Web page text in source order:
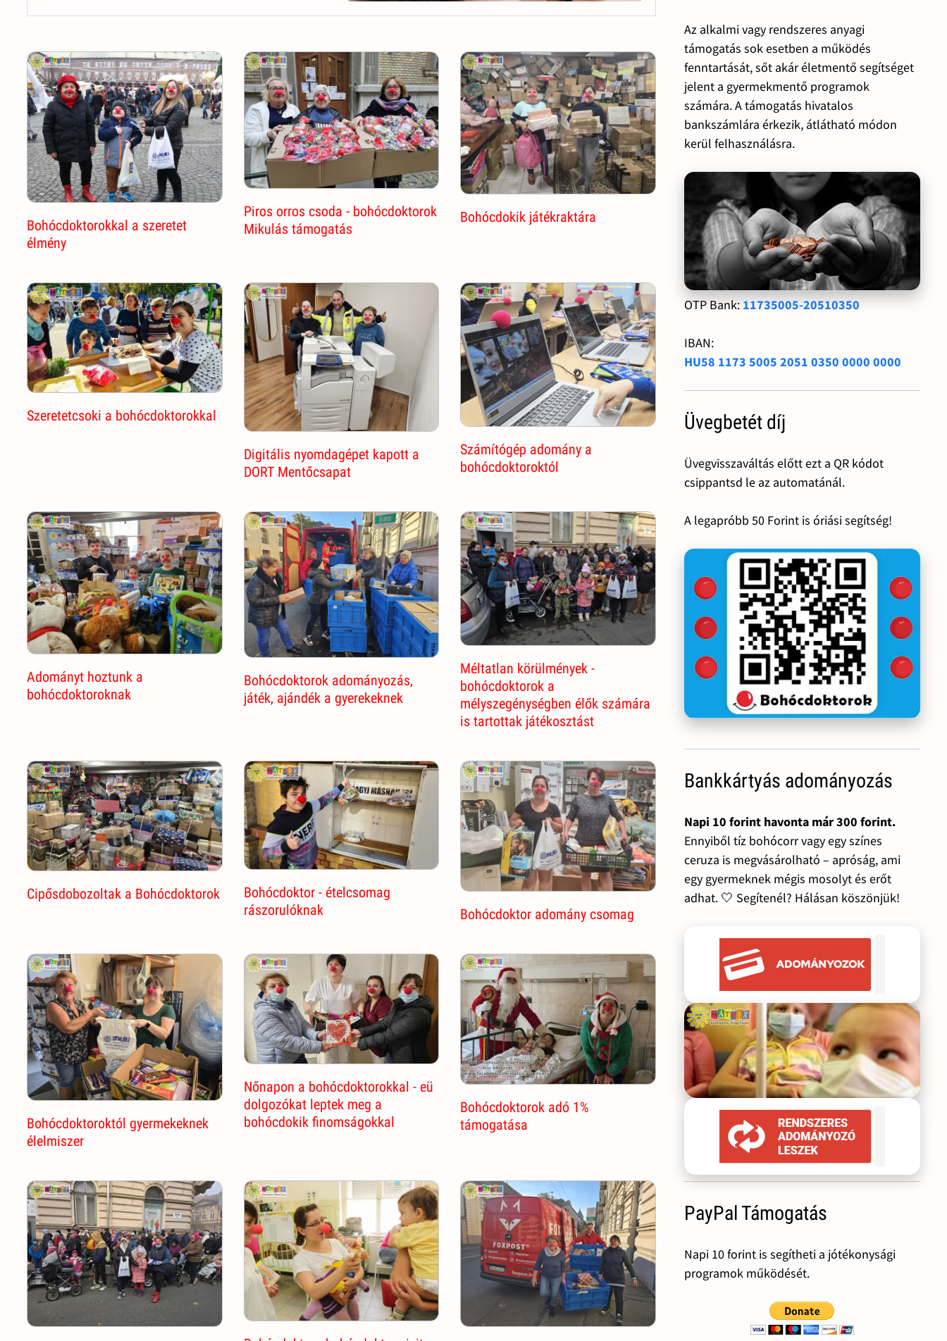
Bohócdoktorokkal a szeretet
élmény
Piros orros csoda - bohócdoktorok
Mikulás támogatás
Bohócdokik játékraktára
Szeretetcsoki a bohócdoktorokkal
Digitális nyomdagépet kapott a
DORT Mentőcsapat
Számítógép adomány a
bohócdoktoroktól
Adományt hoztunk a
bohócdoktoroknak
Bohócdoktorok adományozás,
játék, ajándék a gyerekeknek
Méltatlan körülmények -
bohócdoktorok a
mélyszegénységben élők számára
is tartottak játékosztást
Cipősdobozoltak a Bohócdoktorok
Bohócdoktor - ételcsomag
rászorulóknak
Bohócdoktor adomány csomag
Bohócdoktoroktól gyermekeknek
élelmiszer
Nőnapon a bohócdoktorokkal - eü
dolgozókat leptek meg a
bohócdokik finomságokkal
Bohócdoktorok adó 1%
támogatása
Az alkalmi vagy rendszeres anyagi
támogatás sok esetben a működés
fenntartását, sőt akár életmentő segítséget
jelent a gyermekmentő programok
számára. A támogatás hivatalos
bankszámlára érkezik, átlátható módon
kerül felhasználásra.
OTP Bank: 11735005-20510350
IBAN:
HU58 1173 5005 2051 0350 0000 0000
Üvegbetét díj
Üvegvisszaváltás előtt ezt a QR kódot
csippantsd le az automatánál.
A legapróbb 50 Forint is óriási segítség!
Bankkártyás adományozás
Napi 10 forint havonta már 300 forint.
Ennyiből tíz bohócorr vagy egy színes
ceruza is megvásárolható – apróság, ami
egy gyermeknek mégis mosolyt és erőt
adhat. 🤍 Segítenél? Hálásan köszönjük!
PayPal Támogatás
Napi 10 forint is segítheti a jótékonysági
programok működését.